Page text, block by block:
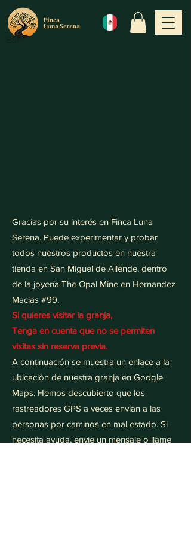
Gracias por su interés en Finca Luna
Serena. Puede experimentar y probar
todos nuestros productos en nuestra
tienda en San Miguel de Allende, dentro
de la joyería The Opal Mine en Hernandez
Macias #99.
Si quieres visitar la granja,
Tenga en cuenta que no se permiten
visitas sin reserva previa.
A continuación se muestra un enlace a la
ubicación de nuestra granja en Google
Maps. Hemos descubierto que los
rastreadores GPS a veces envían a las
personas por caminos en mal estado. Si
necesita ayuda, envíe un mensaje o llame